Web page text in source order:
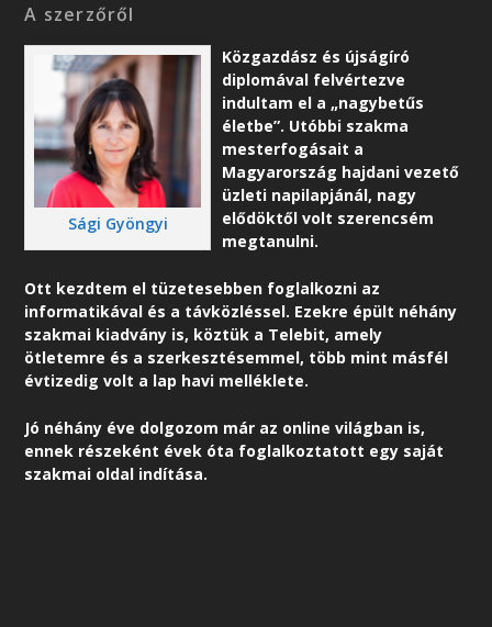
A szerzőről
Sági Gyöngyi
Közgazdász és újságíró
diplomával felvértezve
indultam el a „nagybetűs
életbe”. Utóbbi szakma
mesterfogásait a
Magyarország hajdani vezető
üzleti napilapjánál, nagy
elődöktől volt szerencsém
megtanulni.
Ott kezdtem el tüzetesebben foglalkozni az
informatikával és a távközléssel. Ezekre épült néhány
szakmai kiadvány is, köztük a Telebit, amely
ötletemre és a szerkesztésemmel, több mint másfél
évtizedig volt a lap havi melléklete.
Jó néhány éve dolgozom már az online világban is,
ennek részeként évek óta foglalkoztatott egy saját
szakmai oldal indítása.